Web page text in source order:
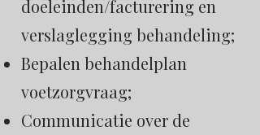
doeleinden/facturering en
verslaglegging behandeling;
Bepalen behandelplan
voetzorgvraag;
Communicatie over de